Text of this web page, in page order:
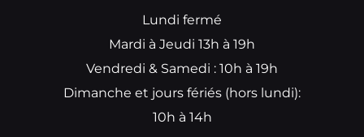
Lundi fermé
Mardi à Jeudi 13h à 19h
Vendredi & Samedi : 10h à 19h
Dimanche et jours fériés (hors lundi):
10h à 14h